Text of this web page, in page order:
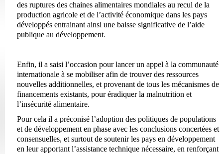
des ruptures des chaines alimentaires mondiales au recul de la
production agricole et de l’activité économique dans les pays
développés entrainant ainsi une baisse significative de l’aide
publique au développement.
Enfin, il a saisi l’occasion pour lancer un appel à la communauté
internationale à se mobiliser afin de trouver des ressources
nouvelles additionnelles, et provenant de tous les mécanismes de
financements existants, pour éradiquer la malnutrition et
l’insécurité alimentaire.
Pour cela il a préconisé l’adoption des politiques de populations
et de développement en phase avec les conclusions concertées et
consensuelles, et surtout de soutenir les pays en développement
en leur apportant l’assistance technique nécessaire, en renforçant